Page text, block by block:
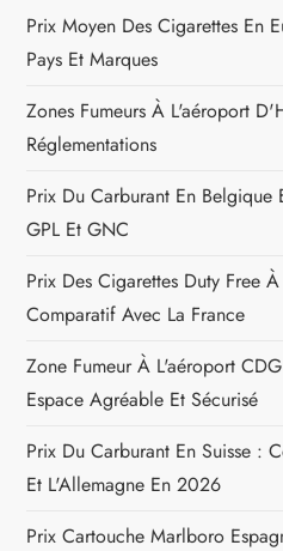
a
r
t
i
c
l
e
Prix Moyen Des Cigarettes En
Pays Et Marques
Zones Fumeurs À L'aéroport
Réglementations
Prix Du Carburant En
GPL Et GNC
Prix Des Cigarettes Duty Free
Comparatif Avec La France
Zone Fumeur À L'aéroport
Espace Agréable Et Sécurisé
Prix Du Carburant En Suisse :
Et L'Allemagne En 2026
Prix Cartouche Marlboro